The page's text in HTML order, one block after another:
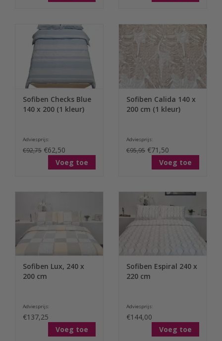
Sofiben Checks Blue
140 x 200 (1 kleur)
Adviesprijs:
€92,75 €62,50
Voeg toe
Sofiben Calida 140 x
200 cm (1 kleur)
Adviesprijs:
€95,95 €71,50
Voeg toe
Sofiben Lux, 240 x
200 cm
Adviesprijs:
€137,25
Voeg toe
Sofiben Espiral 240 x
220 cm
Adviesprijs:
€144,00
Voeg toe